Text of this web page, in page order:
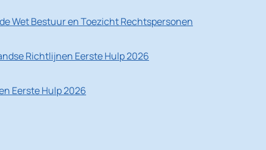
Wet Bestuur en Toezicht Rechtspersonen
Richtlijnen Eerste Hulp 2026
Eerste Hulp 2026